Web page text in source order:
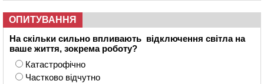
ОПИТУВАННЯ
На скільки сильно впливають відключення світла на
ваше життя, зокрема роботу?
Катастрофічно
Частково відчутно